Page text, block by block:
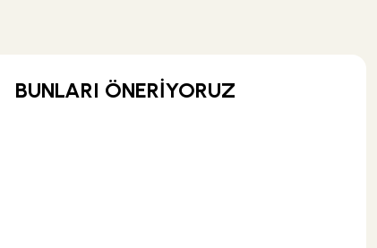
BUNLARI ÖNERİYORUZ